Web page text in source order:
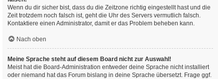
Wenn du dir sicher bist, dass du die Zeitzone richtig eingestellt hast und die
Zeit trotzdem noch falsch ist, geht die Uhr des Servers vermutlich falsch.
Kontaktiere einen Administrator, damit er das Problem beheben kann.
Nach oben
Meine Sprache steht auf diesem Board nicht zur Auswahl!
Meist hat die Board-Administration entweder deine Sprache nicht installiert
oder niemand hat das Forum bislang in deine Sprache übersetzt. Frage ggf.